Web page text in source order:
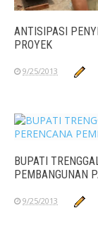
ANTISIPASI
PROYEK
9/25/2013
BUPATI
PEMBANGUNAN
9/25/2013